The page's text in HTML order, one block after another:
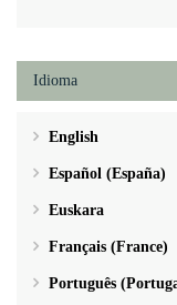
Idioma
English
Español (España)
Euskara
Français (France)
Português